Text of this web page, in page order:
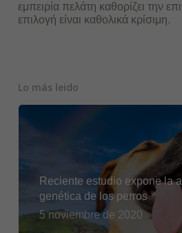
εμπειρία πελάτη καθορίζει την
επιλογή είναι καθολικά κρίσιμη.
Lo más leido
Reciente estudio expone la
genética de los perros
5 noviembre de 2020